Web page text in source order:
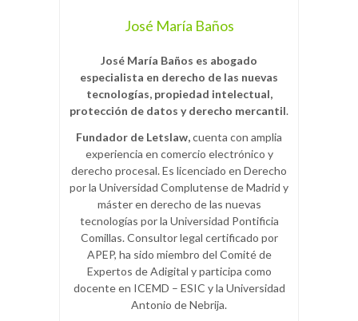
José María Baños
José María Baños es abogado
especialista en derecho de las nuevas
tecnologías, propiedad intelectual,
protección de datos y derecho mercantil.
Fundador de Letslaw,cuenta con amplia
experiencia en comercio electrónico y
derecho procesal. Es licenciado en Derecho
por la Universidad Complutense de Madrid y
máster en derecho de las nuevas
tecnologías por la Universidad Pontificia
Comillas. Consultor legal certificado por
APEP, ha sido miembro del Comité de
Expertos de Adigital y participa como
docente en ICEMD – ESIC y la Universidad
Antonio de Nebrija.